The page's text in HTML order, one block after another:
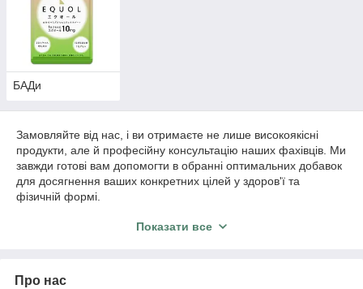
Незалежно від того, чи ви спортсмен, який шукає підтримку
для свого активного способу життя, чи просто людина, яка
прагне підтримувати своє здоров'я, у нас ви знайдете все
необхідне. Наші продукти сприяють правильному
функціонуванню організму, підтримують імунітет, зміцнюють
кістки та м'язи, а також поліпшують енергетичний обмін.
БАДи
Замовляйте від нас, і ви отримаєте не лише високоякісні
продукти, але й професійну консультацію наших фахівців. Ми
завжди готові вам допомогти в обранні оптимальних добавок
для досягнення ваших конкретних цілей у здоров'ї та
фізичній формі.
Показати все
Про нас